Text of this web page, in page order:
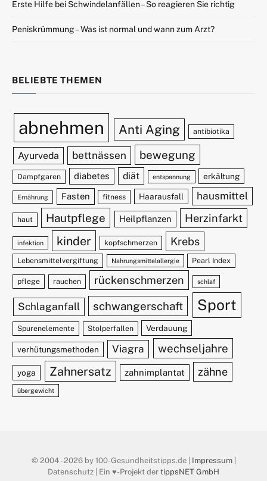
Erste Hilfe bei Schwindelanfällen – So reagieren Sie richtig
Peniskrümmung – Was ist normal und wann zum Arzt?
BELIEBTE THEMEN
abnehmen Anti Aging antibiotika
Ayurveda bettnässen bewegung
Dampfgaren diabetes diät entspannung erkältung
Ernährung Fasten fitness Haarausfall hausmittel
haut Hautpflege Heilpflanzen Herzinfarkt
infektion kinder kopfschmerzen Krebs
Lebensmittelvergiftung Nahrungsmittelallergie Pearl Index
pflege rauchen rückenschmerzen schlaf
Schlaganfall schwangerschaft Sport
Spurenelemente Stolperfallen Verdauung
verhütungsmethoden Viagra wechseljahre
yoga Zahnersatz zahnimplantat zähne
übergewicht
© 2004 - 2026 by 100-Gesundheitstipps.de | Impressum|
Datenschutz | Ein ♥️-Projekt der tippsNET GmbH